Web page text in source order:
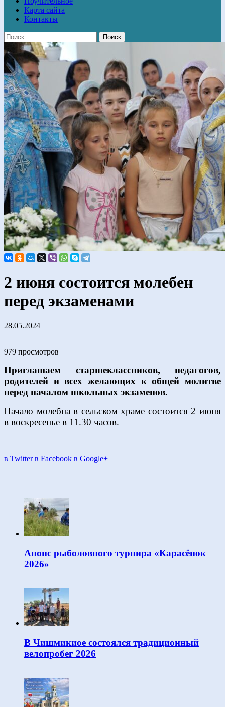
Карта сайта
Контакты
2 июня состоится молебен
перед экзаменами
28.05.2024
979 просмотров
Приглашаем старшеклассников, педагогов,
родителей и всех желающих к общей молитве
перед началом школьных экзаменов.
Начало молебна в сельском храме состоится 2 июня
в воскресенье в 11.30 часов.
в Twitter в Facebook в Google+
Анонс рыболовного турнира «Карасёнок
2026»
В Чишмикиое состоялся традиционный
велопробег 2026